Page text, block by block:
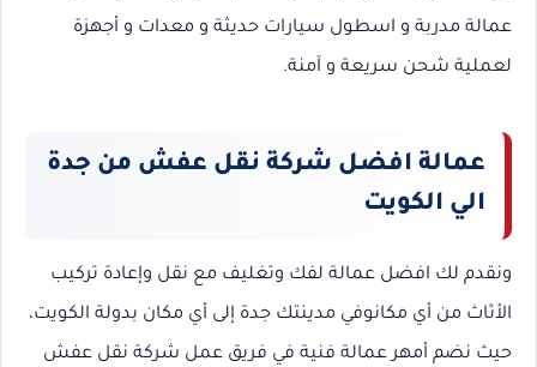
عمالة مدربة و اسطول سيارات حديثة و معدات و أجهزة
لعملية شحن سريعة و آمنة.
عمالة افضل شركة نقل عفش من جدة
الي الكويت
ونقدم لك افضل عمالة لفك وتغليف مع نقل وإعادة تركيب
الأثاث من أي مكانوفي مدينتك جدة إلى أي مكان بدولة الكويت،
حيث نضم أمهر عمالة فنية في فريق عمل شركة نقل عفش